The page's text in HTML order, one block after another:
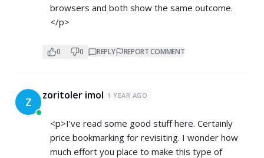
browsers and both show the same outcome.
</p>
0 0 REPLY REPORT COMMENT
Z zoritoler imol 1 YEAR AGO
<p>I’ve read some good stuff here. Certainly
price bookmarking for revisiting. I wonder how
much effort you place to make this type of